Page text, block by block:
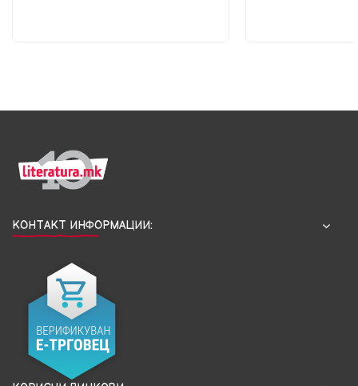
КОНТАКТ ИНФОРМАЦИИ: